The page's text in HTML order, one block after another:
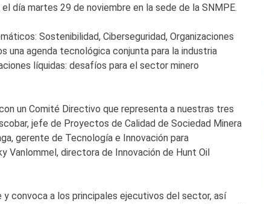
día martes 29 de noviembre en la sede de la SNMPE.
Sostenibilidad, Ciberseguridad, Organizaciones
una agenda tecnológica conjunta para la industria
líquidas: desafíos para el sector minero
un Comité Directivo que representa a nuestras tres
jefe de Proyectos de Calidad de Sociedad Minera
gerente de Tecnología e Innovación para
Vanlommel, directora de Innovación de Hunt Oil
y convoca a los principales ejecutivos del sector, así